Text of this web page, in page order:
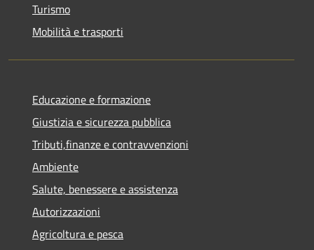
Turismo
Mobilità e trasporti
Educazione e formazione
Giustizia e sicurezza pubblica
Tributi,finanze e contravvenzioni
Ambiente
Salute, benessere e assistenza
Autorizzazioni
Agricoltura e pesca